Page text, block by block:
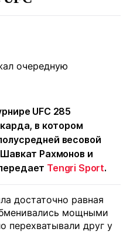
UFC 285
в котором
весовой
Рахмонов и
Tengri Sport.
достаточно равная
мощными
перехватывали друг у